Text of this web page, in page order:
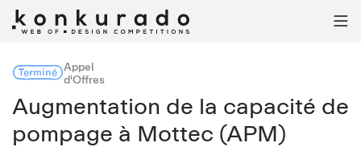

TerminéAppel
d'Offres
Augmentation de la capacité de
pompage à Mottec (APM)